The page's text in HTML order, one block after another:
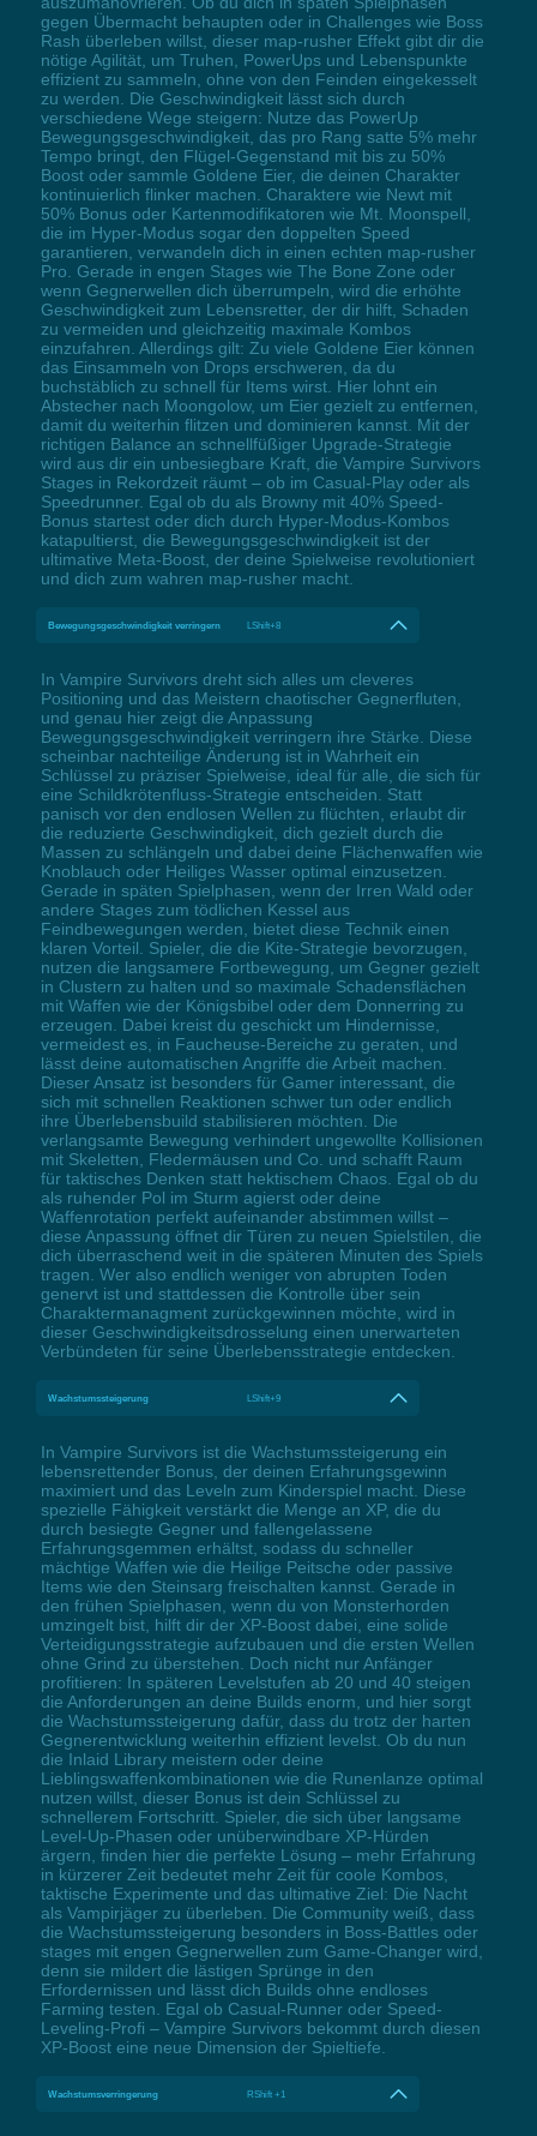
gegen Übermacht behaupten oder in Challenges wie Boss
Rash überleben willst, dieser map-rusher Effekt gibt dir die
nötige Agilität, um Truhen, PowerUps und Lebenspunkte
effizient zu sammeln, ohne von den Feinden eingekesselt
zu werden. Die Geschwindigkeit lässt sich durch
verschiedene Wege steigern: Nutze das PowerUp
Bewegungsgeschwindigkeit, das pro Rang satte 5% mehr
Tempo bringt, den Flügel-Gegenstand mit bis zu 50%
Boost oder sammle Goldene Eier, die deinen Charakter
kontinuierlich flinker machen. Charaktere wie Newt mit
50% Bonus oder Kartenmodifikatoren wie Mt. Moonspell,
die im Hyper-Modus sogar den doppelten Speed
garantieren, verwandeln dich in einen echten map-rusher
Pro. Gerade in engen Stages wie The Bone Zone oder
wenn Gegnerwellen dich überrumpeln, wird die erhöhte
Geschwindigkeit zum Lebensretter, der dir hilft, Schaden
zu vermeiden und gleichzeitig maximale Kombos
einzufahren. Allerdings gilt: Zu viele Goldene Eier können
das Einsammeln von Drops erschweren, da du
buchstäblich zu schnell für Items wirst. Hier lohnt ein
Abstecher nach Moongolow, um Eier gezielt zu entfernen,
damit du weiterhin flitzen und dominieren kannst. Mit der
richtigen Balance an schnellfüßiger Upgrade-Strategie
wird aus dir ein unbesiegbare Kraft, die Vampire Survivors
Stages in Rekordzeit räumt – ob im Casual-Play oder als
Speedrunner. Egal ob du als Browny mit 40% Speed-
Bonus startest oder dich durch Hyper-Modus-Kombos
katapultierst, die Bewegungsgeschwindigkeit ist der
ultimative Meta-Boost, der deine Spielweise revolutioniert
und dich zum wahren map-rusher macht.
Bewegungsgeschwindigkeit verringern LShift+8
In Vampire Survivors dreht sich alles um cleveres
Positioning und das Meistern chaotischer Gegnerfluten,
und genau hier zeigt die Anpassung
Bewegungsgeschwindigkeit verringern ihre Stärke. Diese
scheinbar nachteilige Änderung ist in Wahrheit ein
Schlüssel zu präziser Spielweise, ideal für alle, die sich für
eine Schildkrötenfluss-Strategie entscheiden. Statt
panisch vor den endlosen Wellen zu flüchten, erlaubt dir
die reduzierte Geschwindigkeit, dich gezielt durch die
Massen zu schlängeln und dabei deine Flächenwaffen wie
Knoblauch oder Heiliges Wasser optimal einzusetzen.
Gerade in späten Spielphasen, wenn der Irren Wald oder
andere Stages zum tödlichen Kessel aus
Feindbewegungen werden, bietet diese Technik einen
klaren Vorteil. Spieler, die die Kite-Strategie bevorzugen,
nutzen die langsamere Fortbewegung, um Gegner gezielt
in Clustern zu halten und so maximale Schadensflächen
mit Waffen wie der Königsbibel oder dem Donnerring zu
erzeugen. Dabei kreist du geschickt um Hindernisse,
vermeidest es, in Faucheuse-Bereiche zu geraten, und
lässt deine automatischen Angriffe die Arbeit machen.
Dieser Ansatz ist besonders für Gamer interessant, die
sich mit schnellen Reaktionen schwer tun oder endlich
ihre Überlebensbuild stabilisieren möchten. Die
verlangsamte Bewegung verhindert ungewollte Kollisionen
mit Skeletten, Fledermäusen und Co. und schafft Raum
für taktisches Denken statt hektischem Chaos. Egal ob du
als ruhender Pol im Sturm agierst oder deine
Waffenrotation perfekt aufeinander abstimmen willst –
diese Anpassung öffnet dir Türen zu neuen Spielstilen, die
dich überraschend weit in die späteren Minuten des Spiels
tragen. Wer also endlich weniger von abrupten Toden
genervt ist und stattdessen die Kontrolle über sein
Charaktermanagment zurückgewinnen möchte, wird in
dieser Geschwindigkeitsdrosselung einen unerwarteten
Verbündeten für seine Überlebensstrategie entdecken.
Wachstumssteigerung LShift+9
In Vampire Survivors ist die Wachstumssteigerung ein
lebensrettender Bonus, der deinen Erfahrungsgewinn
maximiert und das Leveln zum Kinderspiel macht. Diese
spezielle Fähigkeit verstärkt die Menge an XP, die du
durch besiegte Gegner und fallengelassene
Erfahrungsgemmen erhältst, sodass du schneller
mächtige Waffen wie die Heilige Peitsche oder passive
Items wie den Steinsarg freischalten kannst. Gerade in
den frühen Spielphasen, wenn du von Monsterhorden
umzingelt bist, hilft dir der XP-Boost dabei, eine solide
Verteidigungsstrategie aufzubauen und die ersten Wellen
ohne Grind zu überstehen. Doch nicht nur Anfänger
profitieren: In späteren Levelstufen ab 20 und 40 steigen
die Anforderungen an deine Builds enorm, und hier sorgt
die Wachstumssteigerung dafür, dass du trotz der harten
Gegnerentwicklung weiterhin effizient levelst. Ob du nun
die Inlaid Library meistern oder deine
Lieblingswaffenkombinationen wie die Runenlanze optimal
nutzen willst, dieser Bonus ist dein Schlüssel zu
schnellerem Fortschritt. Spieler, die sich über langsame
Level-Up-Phasen oder unüberwindbare XP-Hürden
ärgern, finden hier die perfekte Lösung – mehr Erfahrung
in kürzerer Zeit bedeutet mehr Zeit für coole Kombos,
taktische Experimente und das ultimative Ziel: Die Nacht
als Vampirjäger zu überleben. Die Community weiß, dass
die Wachstumssteigerung besonders in Boss-Battles oder
stages mit engen Gegnerwellen zum Game-Changer wird,
denn sie mildert die lästigen Sprünge in den
Erfordernissen und lässt dich Builds ohne endloses
Farming testen. Egal ob Casual-Runner oder Speed-
Leveling-Profi – Vampire Survivors bekommt durch diesen
XP-Boost eine neue Dimension der Spieltiefe.
Wachstumsverringerung RShift +1